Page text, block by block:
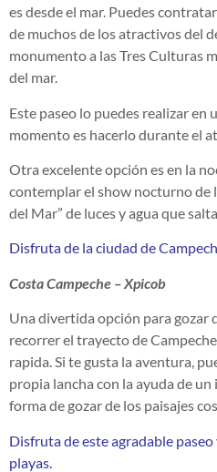
es desde el mar. Puedes
de muchos de los atractivos del
monumento a las Tres Culturas
del mar.
Este paseo lo puedes realizar en
momento es hacerlo durante el
Otra excelente opción es en la
contemplar el show nocturno de
del Mar” de luces y agua que
Disfruta de la ciudad de
Costa Campeche – Xpicob
Una divertida opción para gozar
recorrer el trayecto de
rapida. Si te gusta la aventura,
propia lancha con la ayuda de
forma de gozar de los paisajes
Disfruta de este agradable
playas.